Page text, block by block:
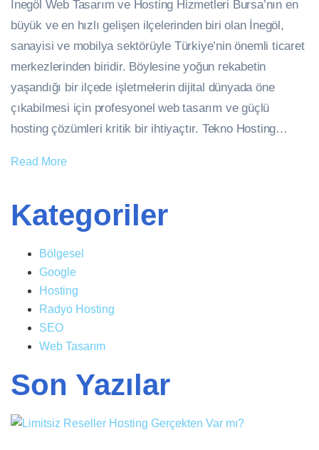
İnegöl Web Tasarım ve Hosting Hizmetleri Bursa’nın en
büyük ve en hızlı gelişen ilçelerinden biri olan İnegöl,
sanayisi ve mobilya sektörüyle Türkiye’nin önemli ticaret
merkezlerinden biridir. Böylesine yoğun rekabetin
yaşandığı bir ilçede işletmelerin dijital dünyada öne
çıkabilmesi için profesyonel web tasarım ve güçlü
hosting çözümleri kritik bir ihtiyaçtır. Tekno Hosting…
Read More
Kategoriler
Bölgesel
Google
Hosting
Radyo Hosting
SEO
Web Tasarım
Son Yazılar